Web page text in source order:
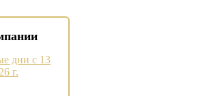
дни с 13
г.